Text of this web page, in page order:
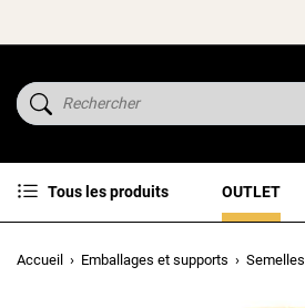
Tous les produits OUTLET
Accueil Emballages et supports